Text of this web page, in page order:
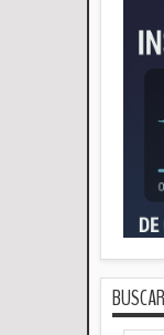
BUSCAR